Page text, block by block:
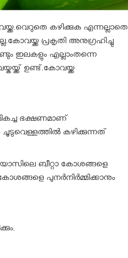
കഴിക്കുക എന്നല്ലാതെ
പ്രകൃതി അനുഗ്രഹിച്ചു
ഇലകളും എല്ലാംതന്നെ
ഉണ്ട്.കോവയ്ക്ക
ഭക്ഷണമാണ്
ചൂടുവെള്ളത്തില്‍ കഴിക്കുന്നത്
ബീറ്റാ കോശങ്ങളെ
പുനര്‍നിര്‍മ്മിക്കാനും